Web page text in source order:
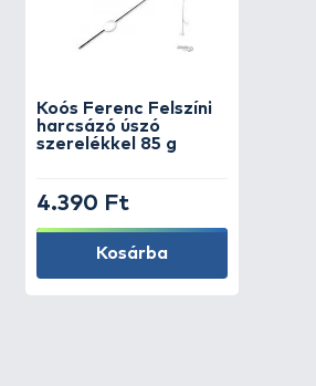
Koós Ferenc Felszíni
harcsázó úszó
szerelékkel 85 g
4.390 Ft
Kosárba